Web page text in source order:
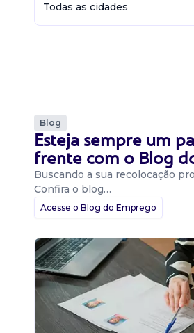
Todas as cidades
Blog
Esteja sempre um
frente com o Blog
Buscando a sua recolocação
Confira o blog…
Acesse o Blog do Emprego